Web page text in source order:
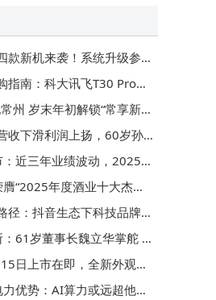
！系统升级参数亮眼，科技迷别错过
讯飞T30 Pro与热门品牌全方位对比评测
末年初解锁“常享新”年味消费热潮
润上扬，60岁孙彦敏身兼多职掌舵多企
绩波动，2025年前9月营收净利双增
酒业十大杰出人物” 引领企业登顶市场
态下科技品牌如何构建体系化增长力
事长魏立华掌舵 年薪超千万屡获殊荣
新外观搭配10.1英寸大屏，定价多少能突围？
算力或远超他国，太阳能发展同样亮眼